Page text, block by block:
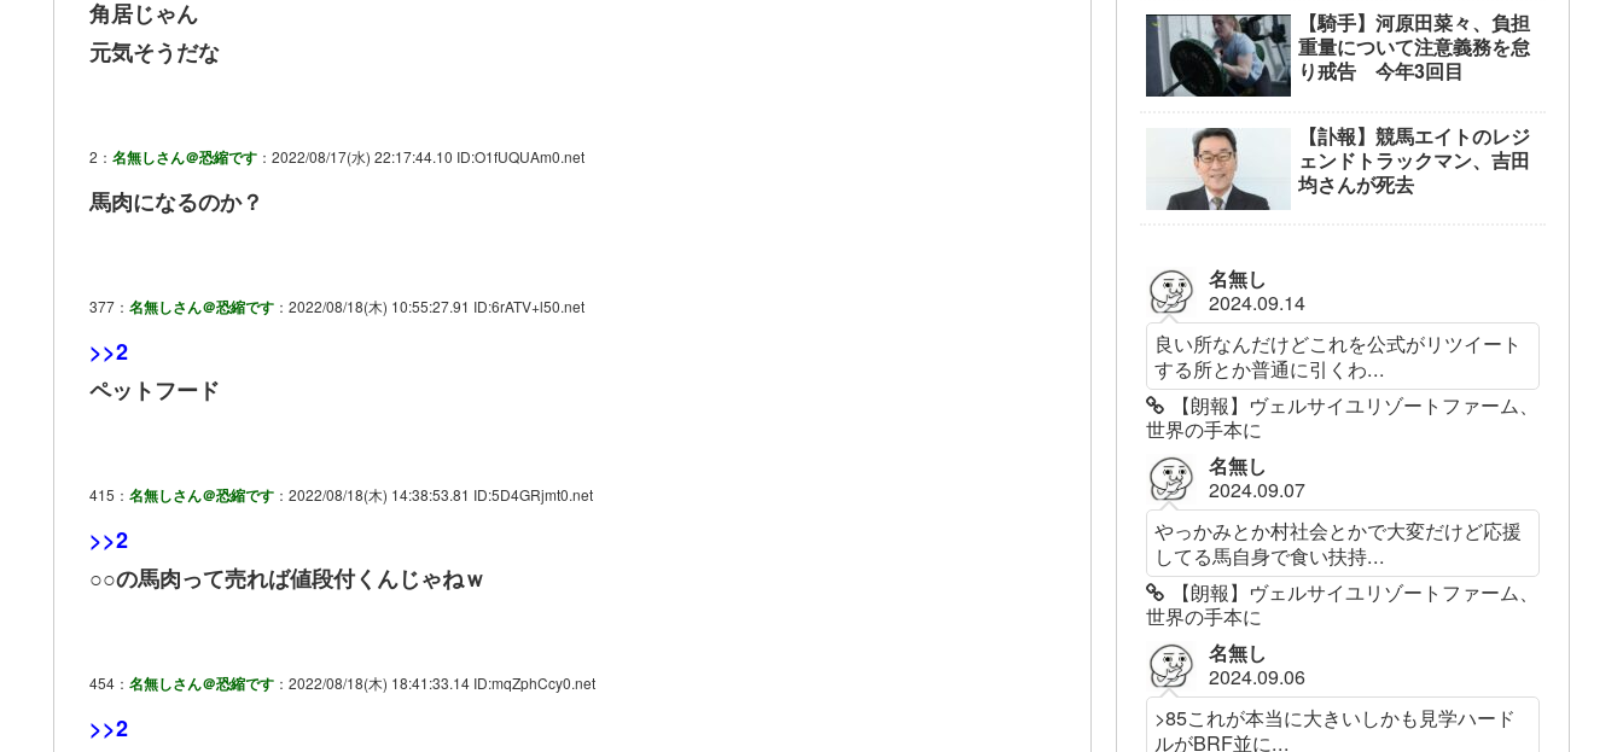
角居じゃん
元気そうだな
2： 名無しさん＠恐縮です ：2022/08/17(水) 22:17:44.10 ID:O1fUQUAm0.net
馬肉になるのか？
377： 名無しさん＠恐縮です ：2022/08/18(木) 10:55:27.91 ID:6rATV+l50.net
>>2
ペットフード
415： 名無しさん＠恐縮です ：2022/08/18(木) 14:38:53.81 ID:5D4GRjmt0.net
>>2
○○の馬肉って売れば値段付くんじゃねｗ
454： 名無しさん＠恐縮です ：2022/08/18(木) 18:41:33.14 ID:mqZphCcy0.net
>>2
【騎手】河原田菜々、負担
重量について注意義務を怠
り戒告 今年3回目
【訃報】競馬エイトのレジ
ェンドトラックマン、吉田
均さんが死去
名無し
2024.09.14
良い所なんだけどこれを公式がリツイート
する所とか普通に引くわ...
【朗報】ヴェルサイユリゾートファーム、
世界の手本に
名無し
2024.09.07
やっかみとか村社会とかで大変だけど応援
してる馬自身で食い扶持...
【朗報】ヴェルサイユリゾートファーム、
世界の手本に
名無し
2024.09.06
>85これが本当に大きいしかも見学ハード
ルがBRF並に...